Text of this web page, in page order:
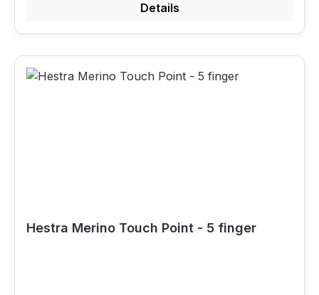
Details
Hestra Merino Touch Point - 5 finger